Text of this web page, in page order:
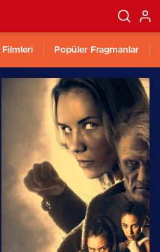
Filmleri Popüler Fragmanlar